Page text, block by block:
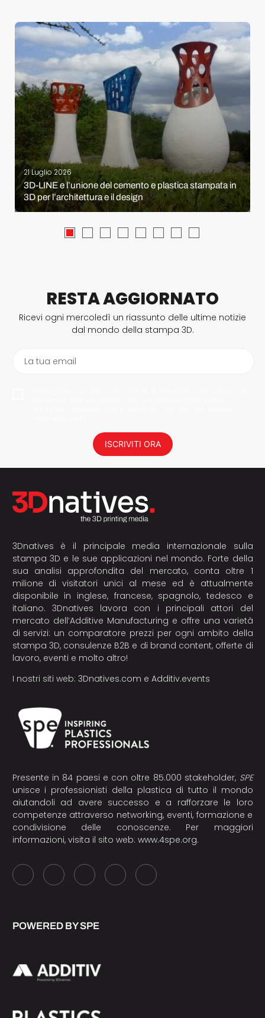
21 Luglio 2026
3D-LINE e l’unione del cemento e plastica stampata in
3D per l’architettura e il design
RESTA AGGIORNATO
Ricevi ogni mercoledì un riassunto delle ultime notizie
dal mondo della stampa 3D.
La tua email
ISCRIVITI ORA
3Dnatives è il principale media internazionale sulla
stampa 3D e le sue applicazioni nel mondo. Forte della
sua analisi approfondita del mercato, conta oltre 1
milione di visitatori unici al mese ed è attualmente
disponibile in inglese, francese, spagnolo, tedesco e
italiano. 3Dnatives lavora con i principali attori del
mercato dell’Additive Manufacturing e offre una varietà
di servizi: un comparatore prezzi per ogni ambito della
stampa 3D, consulenze B2B e di brand content, offerte di
lavoro, eventi e molto altro!
I nostri siti web: 3Dnatives.com e Additiv.events
Presente in 84 paesi e con oltre 85.000 stakeholder, SPE
unisce i professionisti della plastica di tutto il mondo
aiutandoli ad avere successo e a rafforzare le loro
competenze attraverso networking, eventi, formazione e
condivisione delle conoscenze. Per maggiori
informazioni, visita il sito web: www.4spe.org.
POWERED BY SPE